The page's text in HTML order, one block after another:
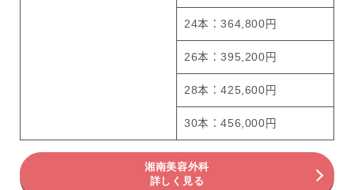
24本：364,800円
26本：395,200円
28本：425,600円
30本：456,000円
湘南美容外科
詳しく見る